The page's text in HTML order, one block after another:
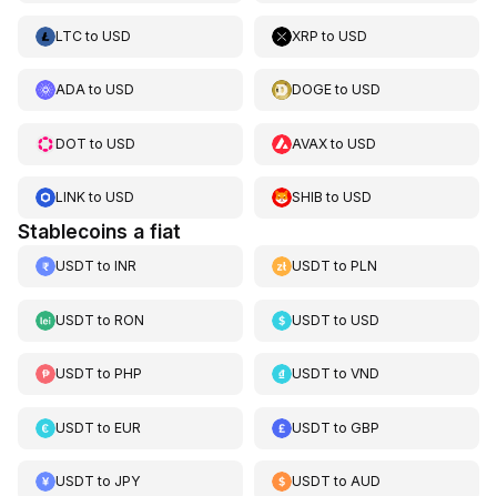
LTCto USD XRP toUSD
ADAto USD DOGEtoUSD
DOT to USD AVAXtoUSD
LINKto USD SHIB toUSD
Stablecoins a fiat
USDT to INR USDT toPLN
USDT to RON USDT toUSD
USDT to PHP USDT toVND
USDT to EUR USDT toGBP
USDT to JPY USDT toAUD